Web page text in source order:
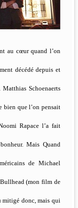
au cœur quand l’on
décédé depuis et
Schoenaerts
bien que l’on pensait
Rapace l’a fait
Mais Quand
de Michael
(mon film de
mitigé donc, mais qui